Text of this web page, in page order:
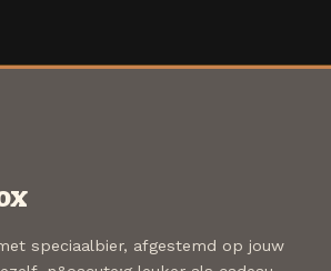
speciaalbier, afgestemd op jouw